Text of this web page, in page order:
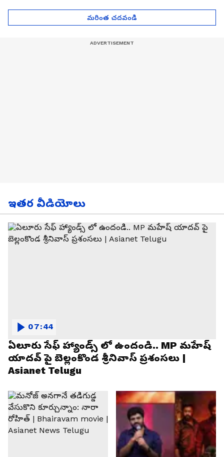
మరింత చదవండి
ఇతర వీడియోలు
ఏలూరు సేఫ్ హ్యాండ్స్ లో ఉందండి.. MP మహేష్
యాదవ్ పై బెల్లంకొండ శ్రీనివాస్ ప్రశంసలు |
Asianet Telugu
07:44